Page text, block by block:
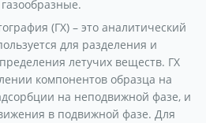
(ГХ) – это аналитический
для разделения и
летучих веществ. ГХ
компонентов образца на
на неподвижной фазе, и
в подвижной фазе. Для